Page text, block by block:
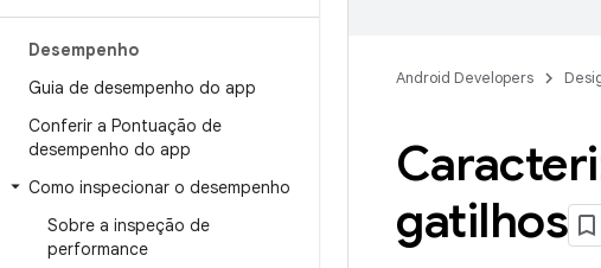
Desempenho
Guia de desempenho do app
Conferir a Pontuação de
desempenho do app
Como inspecionar o desempenho
Sobre a inspeção de
performance
Android Developers
gatilhos